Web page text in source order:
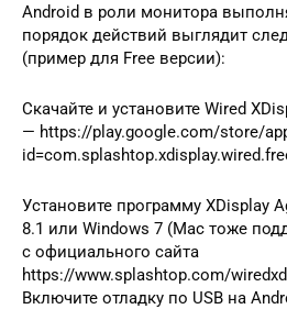
Android в роли монитора
порядок действий выглядит
(пример для Free версии):
Скачайте и установите Wired
— https://play.google.com/store/
Установите программу XDisplay
8.1 или Windows 7 (Mac тоже
с официального сайта
https://www.splashtop.com/
Включите отладку по USB на